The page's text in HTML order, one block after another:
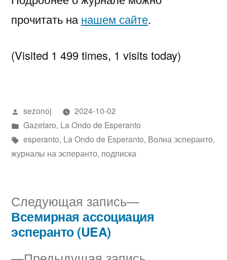
прочитать на нашем сайте.
(Visited 1 499 times, 1 visits today)
Написано
автором
sezonoj
2024-10-02
Написано
в
Gazetaro, La Ondo de Esperanto
Метки:
esperanto, La Ondo de Esperanto, Волна эсперанто,
журналы на эсперанто, подписка
Навигация
Следующая запись
Следующая
запись:
Всемирная ассоциация
эсперанто (UEA)